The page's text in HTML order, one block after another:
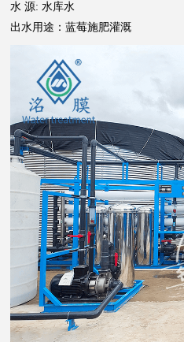
水 源: 水库水
出水用途：蓝莓施肥灌溉